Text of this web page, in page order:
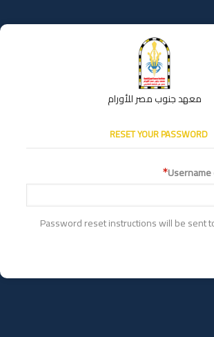
معهد جنوب مصر للأورام
RESET YOUR PASSWORD
Password reset instructions will be sent